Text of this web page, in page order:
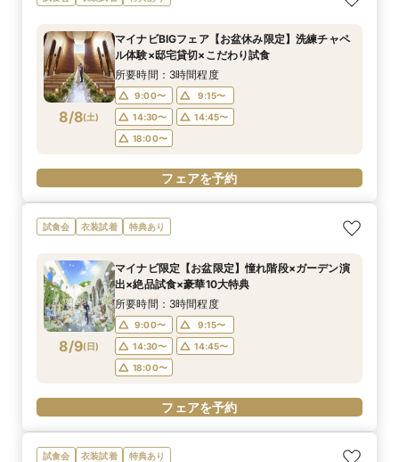
8/8(土)
マイナビBIGフェア【お盆休み限定】洗練チャペ
ル体験×邸宅貸切×こだわり試食
所要時間：3時間程度
9:00〜
9:15〜
14:30〜
14:45〜
18:00〜
フェアを予約
試食会 衣装試着 特典あり
8/9(日)
マイナビ限定【お盆限定】憧れ階段×ガーデン演
出×絶品試食×豪華10大特典
所要時間：3時間程度
9:00〜
9:15〜
14:30〜
14:45〜
18:00〜
フェアを予約
試食会 衣装試着 特典あり